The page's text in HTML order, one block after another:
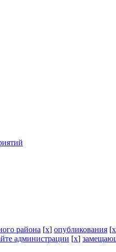
района [x] опубликования [x
администрации [x]